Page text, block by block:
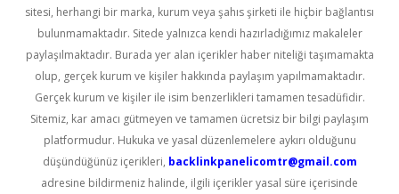
sitesi, herhangi bir marka, kurum veya şahıs şirketi ile hiçbir bağlantısı
bulunmamaktadır. Sitede yalnızca kendi hazırladığımız makaleler
paylaşılmaktadır. Burada yer alan içerikler haber niteliği taşımamakta
olup, gerçek kurum ve kişiler hakkında paylaşım yapılmamaktadır.
Gerçek kurum ve kişiler ile isim benzerlikleri tamamen tesadüfidir.
Sitemiz, kar amacı gütmeyen ve tamamen ücretsiz bir bilgi paylaşım
platformudur. Hukuka ve yasal düzenlemelere aykırı olduğunu
düşündüğünüz içerikleri, backlinkpanelicomtr@gmail.com
adresine bildirmeniz halinde, ilgili içerikler yasal süre içerisinde